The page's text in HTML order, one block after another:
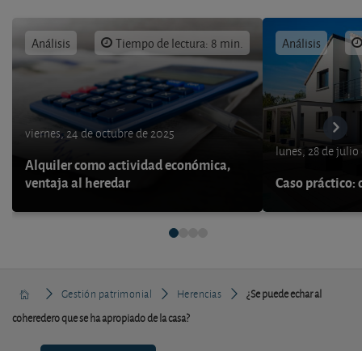
Análisis Tiempo de lectura: 8 min.
viernes, 24 de octubre de 2025
Alquiler como actividad económica,
ventaja al heredar
Análisis
lunes, 28 de julio
Caso práctico:
Gestión patrimonial Herencias
¿Se puede echar al
coheredero que se ha apropiado de la casa?